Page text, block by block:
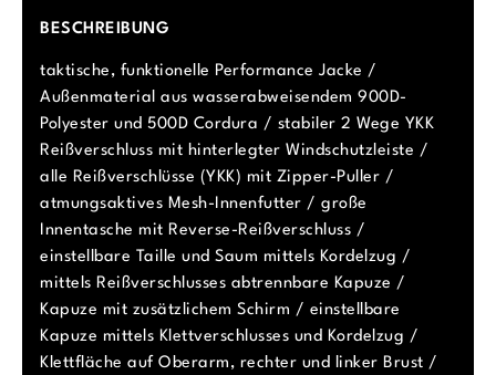
BESCHREIBUNG
taktische, funktionelle Performance Jacke /
Außenmaterial aus wasserabweisendem 900D-
Polyester und 500D Cordura / stabiler 2 Wege YKK
Reißverschluss mit hinterlegter Windschutzleiste /
alle Reißverschlüsse (YKK) mit Zipper-Puller /
atmungsaktives Mesh-Innenfutter / große
Innentasche mit Reverse-Reißverschluss /
einstellbare Taille und Saum mittels Kordelzug /
mittels Reißverschlusses abtrennbare Kapuze /
Kapuze mit zusätzlichem Schirm / einstellbare
Kapuze mittels Klettverschlusses und Kordelzug /
Klettfläche auf Oberarm, rechter und linker Brust /